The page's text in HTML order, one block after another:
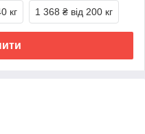
кг 1 368 ₴ від 200 кг